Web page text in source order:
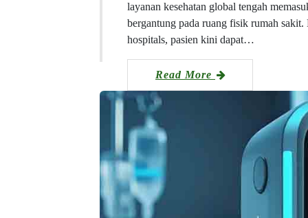
layanan kesehatan global tengah
bergantung pada ruang fisik rumah
hospitals, pasien kini dapat…
Read More